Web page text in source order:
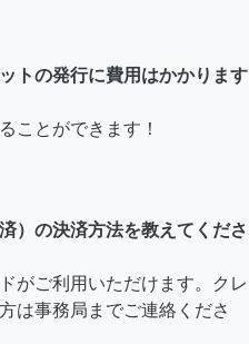
トの発行に費用はかかります
ことができます！
）の決済方法を教えてくださ
がご利用いただけます。クレ
は事務局までご連絡くださ